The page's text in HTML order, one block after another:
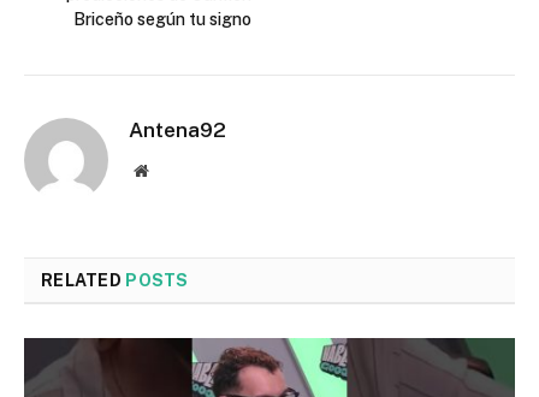
Briceño según tu signo
Antena92
Website
RELATED POSTS